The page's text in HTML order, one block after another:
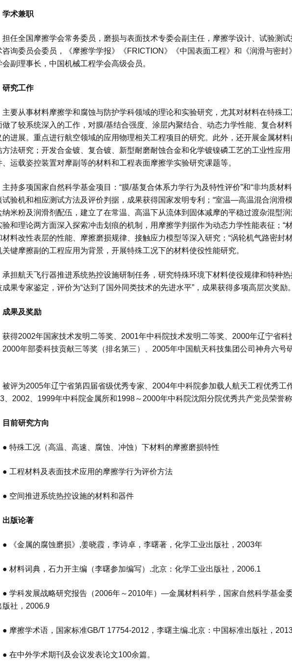
学术兼职
全国摩擦学会常务委员，磨损与表面技术专委会副主任，摩擦学设计、试验测试
咨询委员会委员，《摩擦学学报》《FRICTION》《中国表面工程》和《润滑与密
会副理事长，中国机械工程学会高级会员。
研究工作
从事材料摩擦学和腐蚀与防护学科领域的理论和实验研究，尤其对材料在特殊工
做了较系统深入的工作，对膜/基结合强度、涂层内聚结合、动态力学性能、复合材
的进展。重点进行航空领域的应用物理相关工程项目的研究。此外，还开展金属材
方法研究；开发合金镀、复合镀、新型耐磨耐蚀合金和化学镀镍磷工艺的工业性应
、运载姿控装置对摩副等的材料和工程表面摩擦学实验研究课题等。
多项国家自然科学基金项目：“膜/基复合体系力学行为及特性评价”和“非均质材
试验机和相应测试方法及评价判据，成果获得国家发明专利；“室温—高温混合润滑
纳米粉及润滑剂配伍，建立了在常温、高温下从流体到固体减摩的平稳过渡杂混型润
验和理论两方面深入探索冲击划痕的机制，用摩擦学判据作为动态力学性能表征；“
材料改性表层的性能、摩擦磨损规律、接触应力模型等深入研究；“涡轮机气路密封
关键摩擦副的工程应用为背景，开展特殊工况下的材料使役性能研究。
航天飞行器推进系统热控设施研制任务，研究特殊环境下材料使役规律和特种热
成果专家鉴定，评价为“达到了国外同类技术的先进水平”，成果获得多项高层次奖励。
成果及奖励
获得2002年国家技术发明二等奖、 2001年中科院技术发明二等奖、 2000年辽宁省科
2000年部委科技贡献三等奖（排名第三）、 2005年中国航天科技集团公司神舟六号
被评为2005年辽宁省第四届省级优秀专家、 2004年中科院参加载人航天工程优秀工
2002 1999年中科院金属所和1998～ 2000年中科院沈阳分院优秀共产党员荣誉称
目前研究方向
特殊工况（高温、高速、腐蚀、冲蚀）下材料的摩擦磨损特性
工程材料及表面技术应用的摩擦学行为评价方法
空间推进系统热控设施的材料和器件
出版论著
《金属的腐蚀磨损》 ,姜晓霞，李诗卓，李曙著，化学工业出版社， 2003年
材料词典，石力开主编（李曙参加编写） .北京：化学工业出版社， 2006.1
学科发展战略研究报告（2006年～ 2010年）—金属材料科学，国家自然科学基金
社， 2006.9
摩擦学术语，国家标准GB/T 17754-2012 ，李曙主编.北京：中国标准出版社，
● 在中外学术期刊及会议发表论文100余篇。